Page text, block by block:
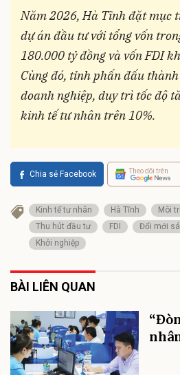
Năm 2026, Hà Tĩnh đặt mục
dự án đầu tưvới tổng vốn
180.000 tỷ đồng và vốn FDI
Cùngđó, tỉnh phấn đấu
doanh nghiệp, duy trì tốc độ
kinh tế tư nhân trên 10%.
Chia sẻ Facebook Theo dõi trên
Kinh tế tư nhân Hà Tĩnh
Môi
Thu hút đầu tư
FDI Đổi mới
Khởi nghiệp
BÀI LIÊN QUAN